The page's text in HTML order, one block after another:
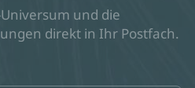
und die
direkt in Ihr Postfach.